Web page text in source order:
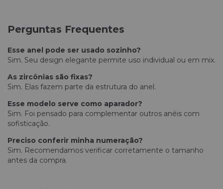
Perguntas Frequentes
Esse anel pode ser usado sozinho?
Sim. Seu design elegante permite uso individual ou em mix.
As zircônias são fixas?
Sim. Elas fazem parte da estrutura do anel.
Esse modelo serve como aparador?
Sim. Foi pensado para complementar outros anéis com
sofisticação.
Preciso conferir minha numeração?
Sim. Recomendamos verificar corretamente o tamanho
antes da compra.